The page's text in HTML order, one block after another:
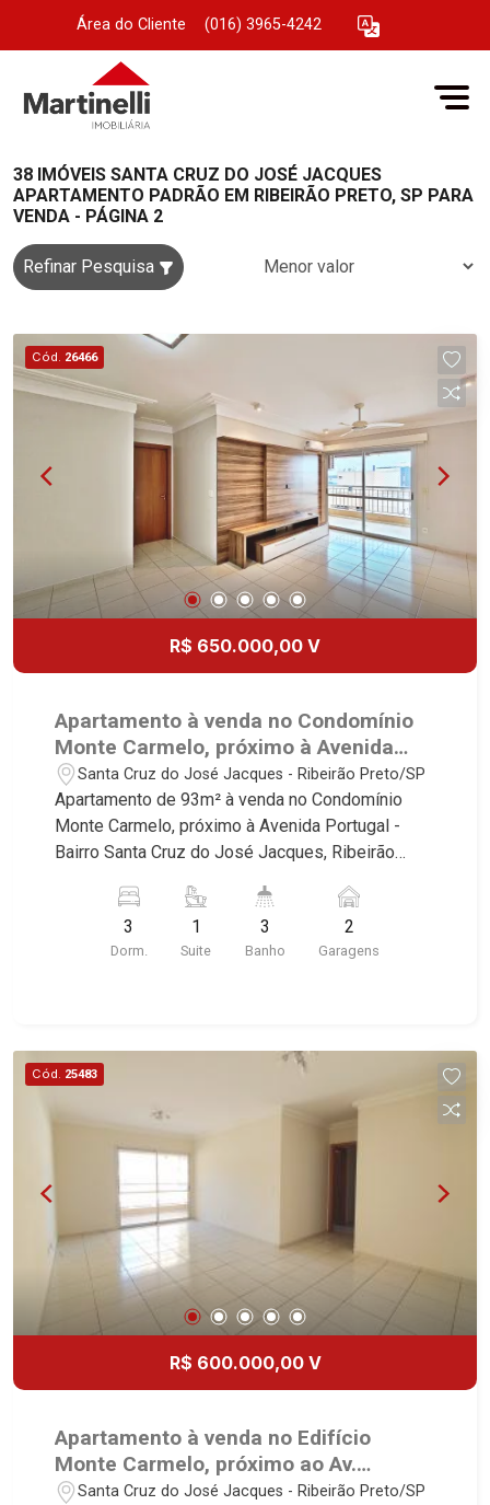
Área do Cliente (016) 3965-4242
38 IMÓVEIS SANTA CRUZ DO JOSÉ JACQUES
APARTAMENTO PADRÃO EM RIBEIRÃO PRETO, SP PARA
VENDA - PÁGINA 2
Refinar Pesquisa
Cód. 26466
R$ 650.000,00 V
Apartamento à venda no Condomínio
Monte Carmelo, próximo à Avenida
Portugal - Ribeirão Preto/SP.
Santa Cruz do José Jacques - Ribeirão Preto/SP
Apartamento de 93m² à venda no Condomínio
Monte Carmelo, próximo à Avenida Portugal -
Bairro Santa Cruz do José Jacques, Ribeirão
imóvel que a Martinelli Imobiliária selecionou
para você: - 93m² de área útil - 3 dormitórios com
armários sendo 2 com ar-condicionado e 1 suíte -
churrasqueira - 2 vagas cobertas Martinelli
Imobiliária, referência no mercado imobiliário
desde 2000. Especialistas em Venda, Locação e
Lançamentos! Avenida João Fiúsa, 1051 - Alto da
3
Dorm.
1
Suite
3
Banho
2
Garagens
Cód. 25483
R$ 600.000,00 V
Apartamento à venda no Edifício
Monte Carmelo, próximo ao Av.
Portugal - Ribeirão Preto/SP.
Santa Cruz do José Jacques - Ribeirão Preto/SP